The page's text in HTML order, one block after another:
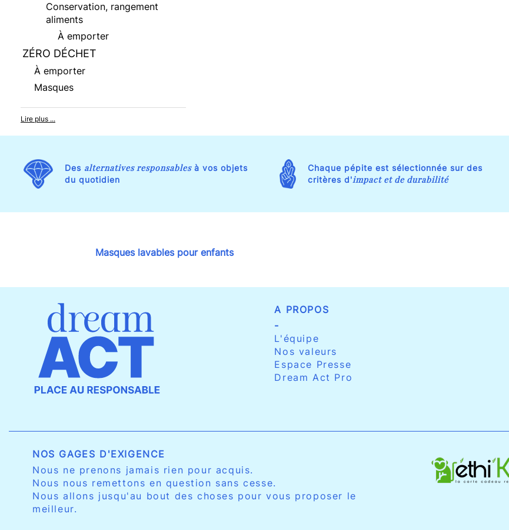
Conservation, rangement
aliments
À emporter
ZÉRO DÉCHET
À emporter
Masques
Lire plus ...
Des alternatives responsablesà vos objets
du quotidien
Chaque pépite est sélectionnée sur des
critères d'impact et de durabilité
Masques lavables pour enfants
A PROPOS
-
L'équipe
Nos valeurs
Espace Presse
Dream Act Pro
NOS GAGES D'EXIGENCE
Nous ne prenons jamais rien pour acquis.
Nous nous remettons en question sans cesse.
Nous allons jusqu'au bout des choses pour vous proposer le
meilleur.